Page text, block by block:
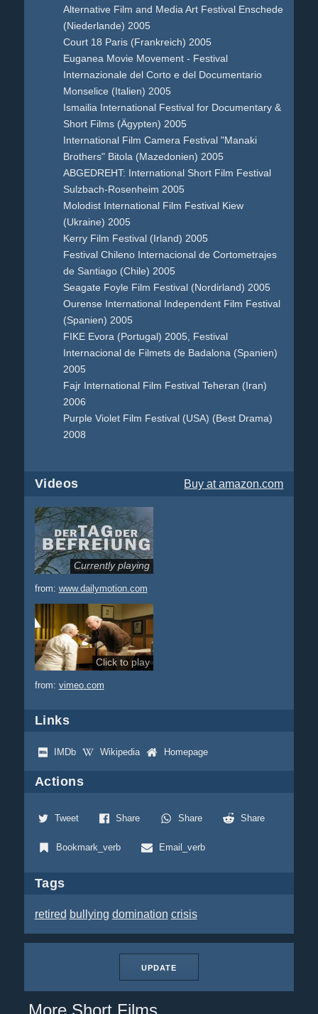
Alternative Film and Media Art Festival Enschede
(Niederlande) 2005
Court 18 Paris (Frankreich) 2005
Euganea Movie Movement - Festival
Internazionale del Corto e del Documentario
Monselice (Italien) 2005
Ismailia International Festival for Documentary &
Short Films (Ägypten) 2005
International Film Camera Festival "Manaki
Brothers" Bitola (Mazedonien) 2005
ABGEDREHT: International Short Film Festival
Sulzbach-Rosenheim 2005
Molodist International Film Festival Kiew
(Ukraine) 2005
Kerry Film Festival (Irland) 2005
Festival Chileno Internacional de Cortometrajes
de Santiago (Chile) 2005
Seagate Foyle Film Festival (Nordirland) 2005
Ourense International Independent Film Festival
(Spanien) 2005
FIKE Evora (Portugal) 2005, Festival
Internacional de Filmets de Badalona (Spanien)
2005
Fajr International Film Festival Teheran (Iran)
2006
Purple Violet Film Festival (USA) (Best Drama)
2008
Videos Buy at amazon.com
Currently playing
from: www.dailymotion.com
Click to play
from: vimeo.com
Links
IMDb Wikipedia Homepage
Actions
Tweet Share Share Share
Bookmark_verb Email_verb
Tags
retired bullying domination crisis
UPDATE